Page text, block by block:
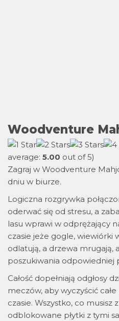
Woodventure
average: 5.00 out of 5)
Zagraj w Woodventure
dniu w biurze.
Logiczna rozgrywka
oderwać się od stresu, a
lasu wprawi w odprężający
czasie jeże gogle, wiewiórki
odlatują, a drzewa mrugają,
poszukiwania odpowiedniej
Całość dopełniają odgłosy
meczów, aby wyczyścić
czasie. Wszystko, co musisz
odblokowane płytki z tymi